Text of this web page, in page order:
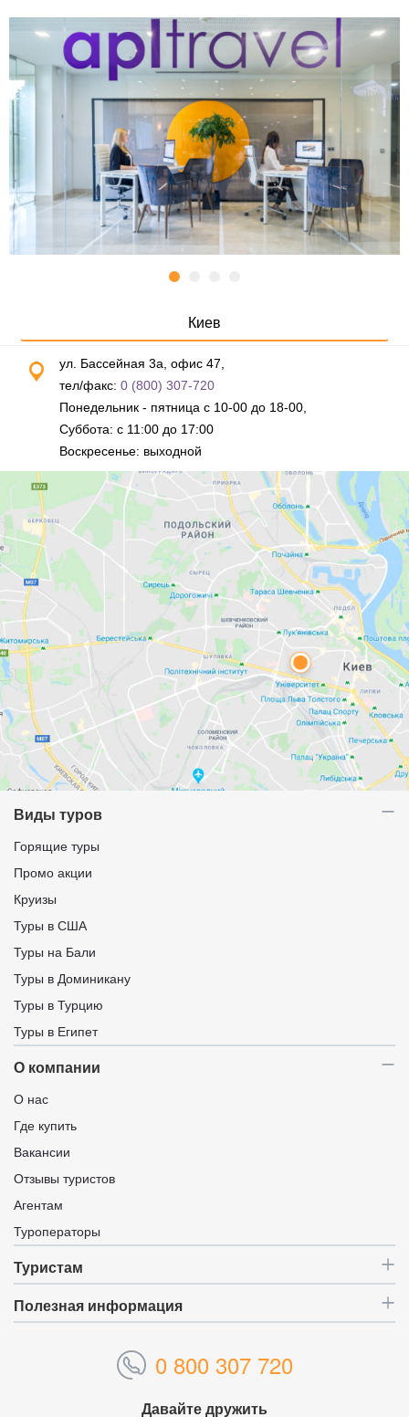
Киев
ул. Бассейная 3а, офис 47,
тел/факс: 0 (800) 307-720
Понедельник - пятница с 10-00 до 18-00,
Суббота: с 11:00 до 17:00
Воскресенье: выходной
Виды туров
Горящие туры
Промо акции
Круизы
Туры в США
Туры на Бали
Туры в Доминикану
Туры в Турцию
Туры в Египет
О компании
О нас
Где купить
Вакансии
Отзывы туристов
Агентам
Туроператоры
Туристам
Полезная информация
0 800 307 720
Давайте дружить